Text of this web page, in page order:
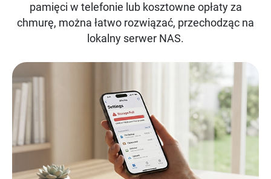
pamięci w telefonie lub kosztowne opłaty za
chmurę, można łatwo rozwiązać, przechodząc na
lokalny serwer NAS.